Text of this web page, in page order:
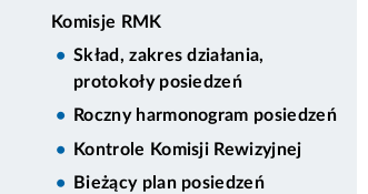
Komisje RMK
Skład, zakres działania,
protokoły posiedzeń
Roczny harmonogram posiedzeń
Kontrole Komisji Rewizyjnej
Bieżący plan posiedzeń